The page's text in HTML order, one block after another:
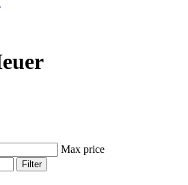
Max price
Filter